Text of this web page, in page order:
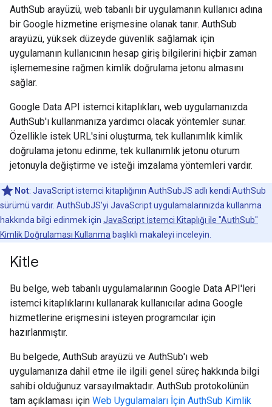
AuthSub arayüzü, web tabanlı bir uygulamanın kullanıcı adına
bir Google hizmetine erişmesine olanak tanır. AuthSub
arayüzü, yüksek düzeyde güvenlik sağlamak için
uygulamanın kullanıcının hesap giriş bilgilerini hiçbir zaman
işlememesine rağmen kimlik doğrulama jetonu almasını
sağlar.
Google Data API istemci kitaplıkları, web uygulamanızda
AuthSub'ı kullanmanıza yardımcı olacak yöntemler sunar.
Özellikle istek URL'sini oluşturma, tek kullanımlık kimlik
doğrulama jetonu edinme, tek kullanımlık jetonu oturum
jetonuyla değiştirme ve isteği imzalama yöntemleri vardır.
Not: JavaScript istemci kitaplığının AuthSubJS adlı kendi AuthSub
sürümü vardır. AuthSubJS'yi JavaScript uygulamalarınızda kullanma
hakkında bilgi edinmek için JavaScript İstemci Kitaplığı ile "AuthSub"
Kimlik Doğrulaması Kullanma başlıklı makaleyi inceleyin.
Kitle
Bu belge, web tabanlı uygulamalarının Google Data API'leri
istemci kitaplıklarını kullanarak kullanıcılar adına Google
hizmetlerine erişmesini isteyen programcılar için
hazırlanmıştır.
Bu belgede, AuthSub arayüzü ve AuthSub'ı web
uygulamanıza dahil etme ile ilgili genel süreç hakkında bilgi
sahibi olduğunuz varsayılmaktadır. AuthSub protokolünün
tam açıklaması için Web Uygulamaları İçin AuthSub Kimlik